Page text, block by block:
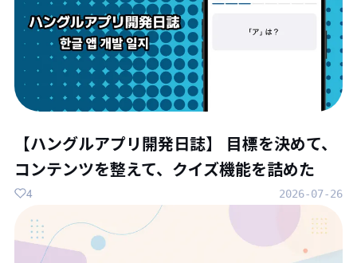
【ハングルアプリ開発日誌】 目標を決めて、
コンテンツを整えて、クイズ機能を詰めた
2026-07-26
4